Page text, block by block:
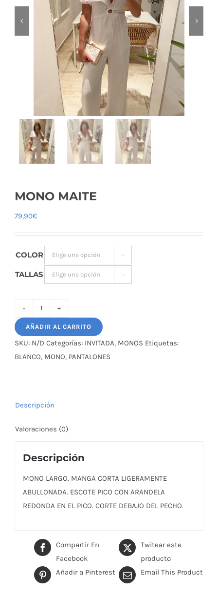
MONO MAITE
79,90€
COLOR 
TALLAS 
MAITE
cantidad
AÑADIR AL CARRITO
SKU: N/D Categorías: INVITADA, MONOS Etiquetas:
BLANCO, MONO, PANTALONES
Descripción
Valoraciones (0)
Descripción
MONO LARGO. MANGA CORTA LIGERAMENTE
ABULLONADA. ESCOTE PICO CON ARANDELA
REDONDA EN EL PICO. CORTE DEBAJO DEL PECHO.
Compartir En
Facebook
Twitear este
producto
Añadir a Pinterest
Email This Product